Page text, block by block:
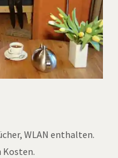
WLAN enthalten.
Kosten.